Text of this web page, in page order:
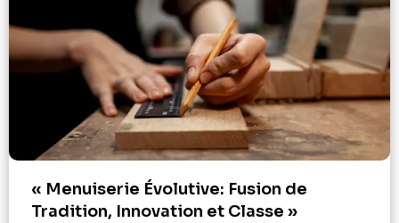
« Menuiserie Évolutive: Fusion de
Tradition, Innovation et Classe »